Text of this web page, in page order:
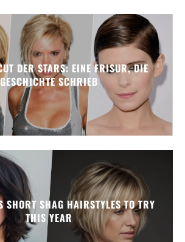
DER STARS: EINE FRISUR, DIE
GESCHICHTE SCHRIEB
SHORT SHAG HAIRSTYLES TO TRY
THIS YEAR